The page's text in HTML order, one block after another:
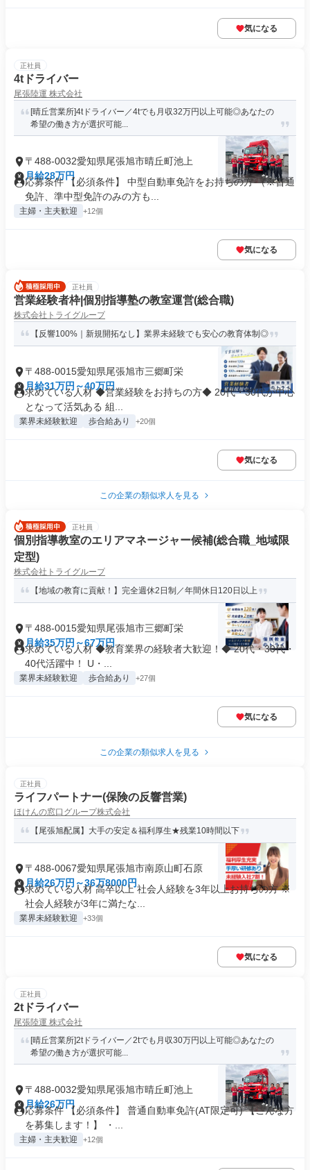
気になる
正社員
4tドライバー
尾張陸運 株式会社
[晴丘営業所]4tドライバー／4tでも月収32万円以上可能◎あなたの
希望の働き方が選択可能...
〒488-0032愛知県尾張旭市晴丘町池上
月給28万円
応募条件 【必須条件】 中型自動車免許をお持ちの方 （※普通
免許、準中型免許のみの方も...
主婦・主夫歓迎 +12個
気になる
正社員
営業経験者枠|個別指導塾の教室運営(総合職)
株式会社トライグループ
【反響100%｜新規開拓なし】業界未経験でも安心の教育体制◎
〒488-0015愛知県尾張旭市三郷町栄
月給31万円～40万円
求めている人材 ◆営業経験をお持ちの方◆ 20代・30代が中心
となって活気ある 組...
業界未経験歓迎 歩合給あり +20個
気になる
この企業の類似求人を見る
正社員
個別指導教室のエリアマネージャー候補(総合職_地域限
定型)
株式会社トライグループ
【地域の教育に貢献！】完全週休2日制／年間休日120日以上
〒488-0015愛知県尾張旭市三郷町栄
月給35万円～67万円
求めている人材 ◆教育業界の経験者大歓迎！◆ 20代・30代・
40代活躍中！ U・...
業界未経験歓迎 歩合給あり +27個
気になる
この企業の類似求人を見る
正社員
ライフパートナー(保険の反響営業)
ほけんの窓口グループ株式会社
【尾張旭配属】大手の安定＆福利厚生★残業10時間以下
〒488-0067愛知県尾張旭市南原山町石原
月給26万円～36万8000円
求めている人材 高卒以上 社会人経験を3年以上お持ちの方 ※
社会人経験が3年に満たな...
業界未経験歓迎 +33個
気になる
正社員
2tドライバー
尾張陸運 株式会社
[晴丘営業所]2tドライバー／2tでも月収30万円以上可能◎あなたの
希望の働き方が選択可能...
〒488-0032愛知県尾張旭市晴丘町池上
月給26万円
応募条件 【必須条件】 普通自動車免許(AT限定可) 【こんな方
を募集します！】 ・...
主婦・主夫歓迎 +12個